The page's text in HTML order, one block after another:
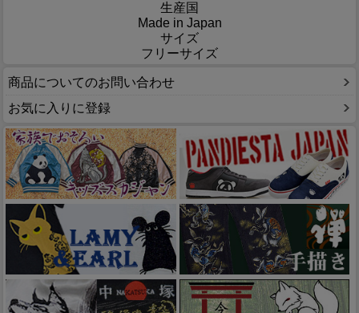
生産国
Made in Japan
サイズ
フリーサイズ
商品についてのお問い合わせ
お気に入りに登録